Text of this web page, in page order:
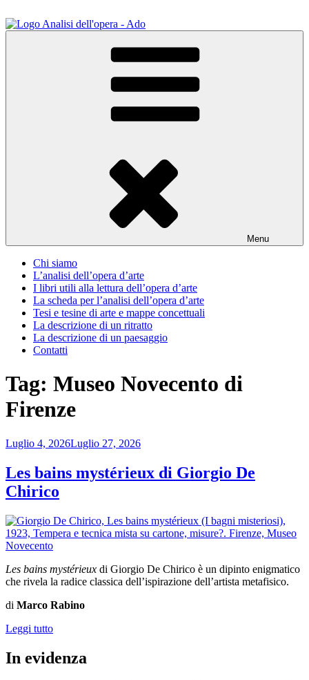
al
contenuto
Osservare le opere d'arte per capirle e imparare ad amarle
Menu
Chi siamo
L’analisi dell’opera d’arte
I libri utili alla lettura dell’opera d’arte
La scheda per l’analisi dell’opera d’arte
Tesi e tesine di arte e mappe concettuali
La descrizione di un ritratto
La descrizione di un paesaggio
Contatti
Tag: Museo Novecento di
Firenze
Pubblicato
Luglio 4, 2026Luglio 27, 2026
Les bains mystérieux di Giorgio De
Chirico
Les bains mystérieux di Giorgio De Chirico è un dipinto enigmatico
che rivela la radice classica dell’ispirazione dell’artista metafisico.
di Marco Rabino
Leggi tutto“Les
mystérieux
di
In evidenza